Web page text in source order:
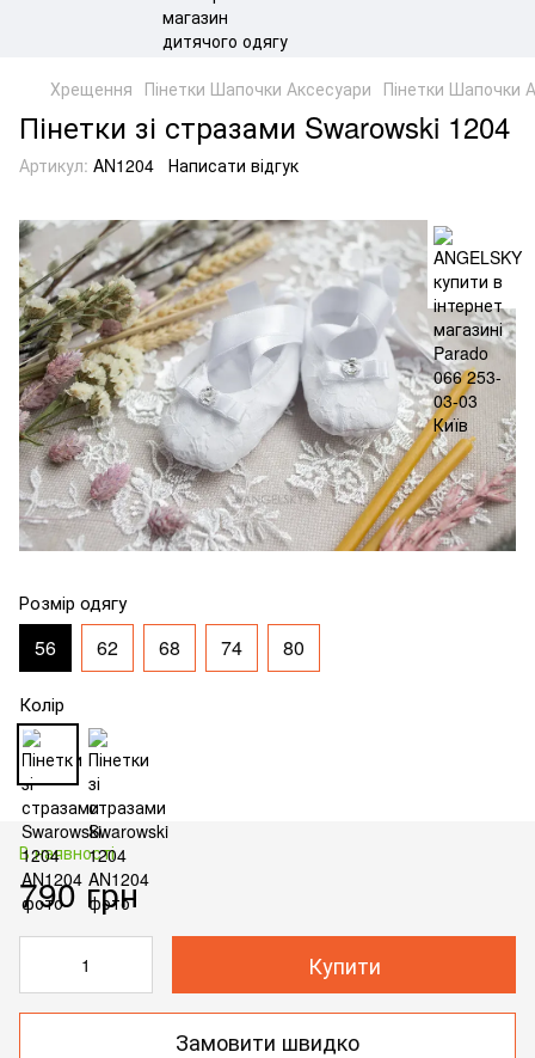
Хрещення Пінетки Шапочки Аксесуари Пінетки Шапочки
Пінетки зі стразами Swarowski 1204
Артикул: AN1204 Написати відгук
Розмір одягу
56 62 68 74 80
Колір
В наявності
790 грн
Купити
Замовити швидко